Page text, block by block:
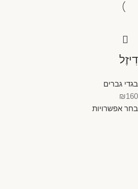
דִיזֶל
בגדי גברים
₪160
בחר אפשרויות